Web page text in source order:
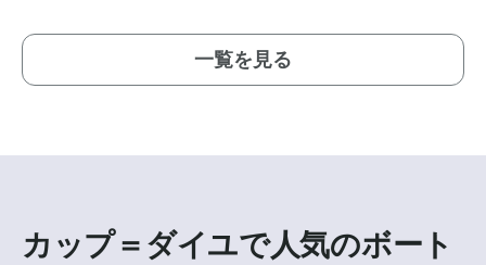
一覧を見る
カップ＝ダイユで人気のボート